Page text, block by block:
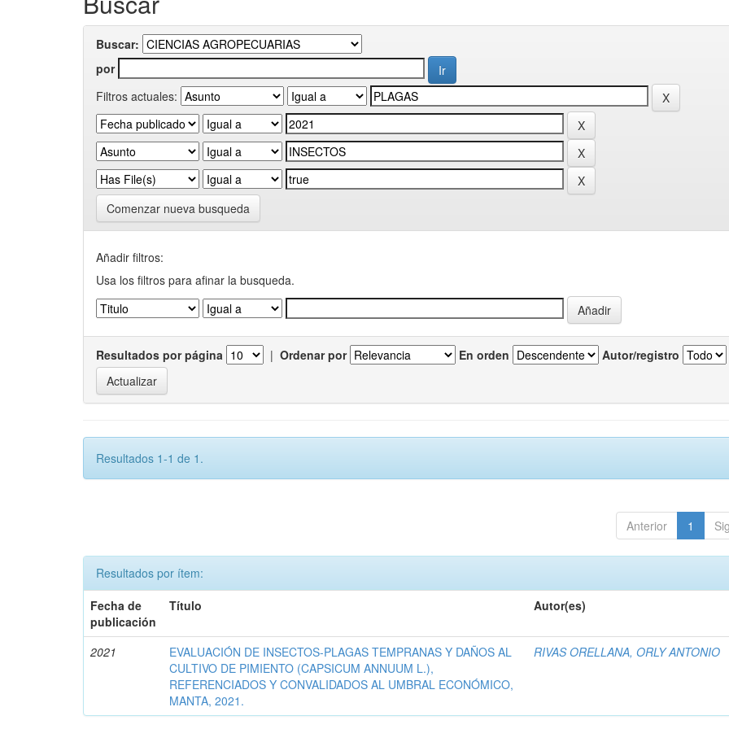
Buscar:
por
Filtros actuales:
Comenzar nueva busqueda
Añadir filtros:
Usa los filtros para afinar la busqueda.
Resultados por página | Ordenar por En orden Autor/registro
Resultados 1-1 de 1.
Anterior 1
Resultados por ítem:
Fecha de
publicación
Título Autor(es)
2021
EVALUACIÓN DE INSECTOS-PLAGAS TEMPRANAS Y DAÑOS AL
CULTIVO DE PIMIENTO (CAPSICUM ANNUUM L.),
REFERENCIADOS Y CONVALIDADOS AL UMBRAL ECONÓMICO,
MANTA, 2021.
RIVAS ORELLANA, ORLY ANTONIO